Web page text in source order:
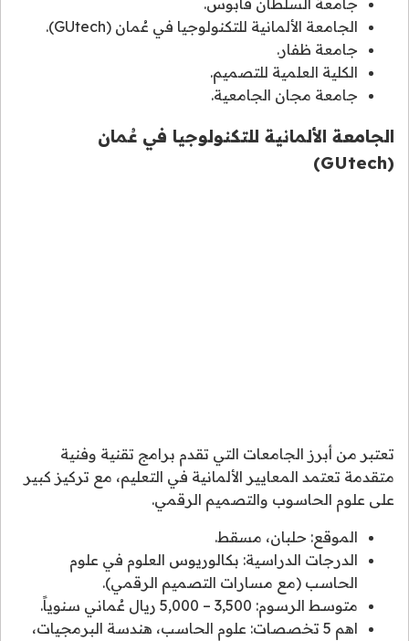
الجامعة الألمانية للتكنولوجيا في عُمان (GUtech).
جامعة ظفار.
الكلية العلمية للتصميم.
جامعة مجان الجامعية.
الجامعة الألمانية للتكنولوجيا في عُمان
(GUtech)
تعتبر من أبرز الجامعات التي تقدم برامج تقنية وفنية
متقدمة تعتمد المعايير الألمانية في التعليم، مع تركيز كبير
على علوم الحاسوب والتصميم الرقمي.
الموقع: حلبان، مسقط.
الدرجات الدراسية: بكالوريوس العلوم في علوم
الحاسب (مع مسارات التصميم الرقمي).
متوسط الرسوم: 3,500 – 5,000 ريال عُماني سنوياً.
اهم 5 تخصصات: علوم الحاسب، هندسة البرمجيات،